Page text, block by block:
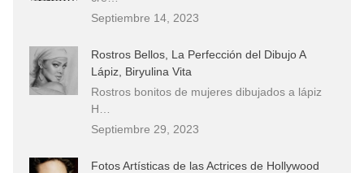
Septiembre 14, 2023
Rostros Bellos, La Perfección del Dibujo A
Lápiz, Biryulina Vita
Rostros bonitos de mujeres dibujados a lápiz
H…
Septiembre 29, 2023
Fotos Artísticas de las Actrices de Hollywood